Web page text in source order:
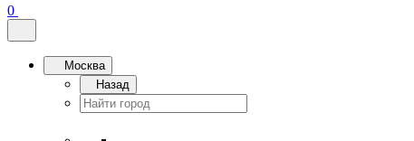
0
Москва
Назад